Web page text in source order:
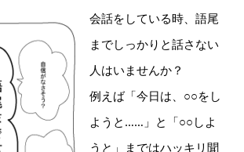
会話をしている時、語尾
までしっかりと話さない
人はいませんか？
例えば「今日は、○○をし
ようと……」と「○○しよ
うと」まではハッキリ聞